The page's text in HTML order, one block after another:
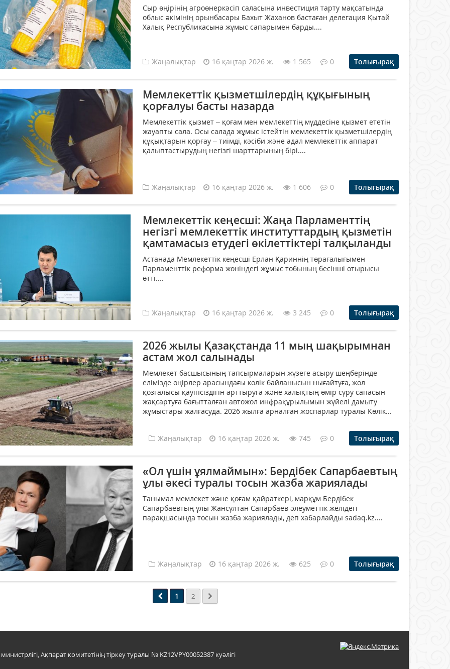
Сыр өңірінің агроөнеркәсіп саласына инвестиция тарту мақсатында
облыс әкімінің орынбасары Бахыт Жаханов бастаған делегация Қытай
Халық Республикасына жұмыс сапарымен барды....
Жаңалықтар 16 қаңтар 2026 ж. 1 565 0 Толығырақ
Мемлекеттік қызметшілердің құқығының
қорғалуы басты назарда
Мемлекеттік қызмет – қоғам мен мемлекеттің мүддесіне қызмет ететін
жауапты сала. Осы салада жұмыс істейтін мемлекеттік қызметшілердің
құқықтарын қорғау – тиімді, кәсіби және адал мемлекеттік аппарат
қалыптастырудың негізгі шарттарының бірі....
Жаңалықтар 16 қаңтар 2026 ж. 1 606 0 Толығырақ
Мемлекеттік кеңесші: Жаңа Парламенттің
негізгі мемлекеттік институттардың қызметін
қамтамасыз етудегі өкілеттіктері талқыланды
Астанада Мемлекеттік кеңесші Ерлан Қариннің төрағалығымен
Парламенттік реформа жөніндегі жұмыс тобының бесінші отырысы
өтті....
Жаңалықтар 16 қаңтар 2026 ж. 3 245 0 Толығырақ
2026 жылы Қазақстанда 11 мың шақырымнан
астам жол салынады
Мемлекет басшысының тапсырмаларын жүзеге асыру шеңберінде
елімізде өңірлер арасындағы көлік байланысын нығайтуға, жол
қозғалысы қауіпсіздігін арттыруға және халықтың өмір сүру сапасын
жақсартуға бағытталған автожол инфрақұрылымын жүйелі дамыту
жұмыстары жалғасуда. 2026 жылға арналған жоспарлар туралы Көлік...
Жаңалықтар 16 қаңтар 2026 ж. 745 0 Толығырақ
«Ол үшін ұялмаймын»: Бердібек Сапарбаевтың
ұлы әкесі туралы тосын жазба жариялады
Танымал мемлекет және қоғам қайраткері, марқұм Бердібек
Сапарбаевтың ұлы Жансұлтан Сапарбаев әлеуметтік желідегі
парақшасында тосын жазба жариялады, деп хабарлайды sadaq.kz....
Жаңалықтар 16 қаңтар 2026 ж. 625 0 Толығырақ
1 2
Ақпарат комитетінің тіркеу туралы № KZ12VPY00052387 куәлігі